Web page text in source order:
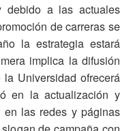
debido a las actuales
de carreras se
la estrategia estará
implica la difusión
Universidad ofrecerá
en la actualización y
en las redes y páginas